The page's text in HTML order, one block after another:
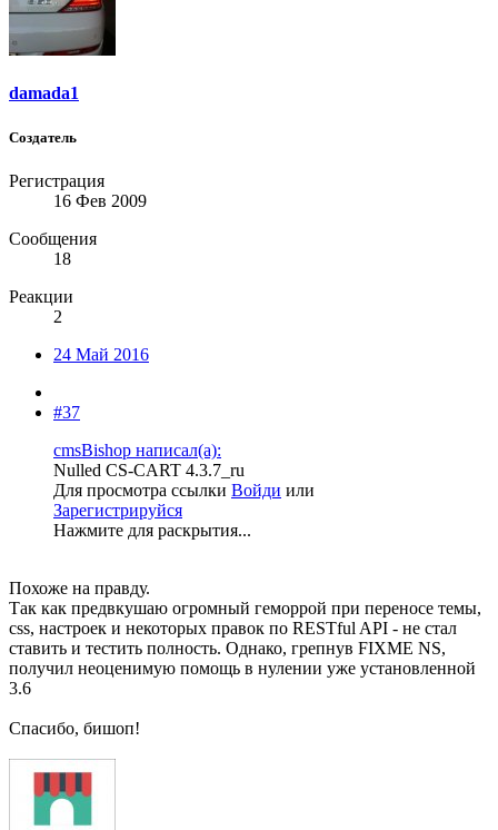
damada1
Создатель
Регистрация
16 Фев 2009
Сообщения
18
Реакции
2
24 Май 2016
#37
cmsBishop написал(а):
Nulled CS-CART 4.3.7_ru
Для просмотра ссылки Войди или
Зарегистрируйся
Нажмите для раскрытия...
Похоже на правду.
Так как предвкушаю огромный геморрой при переносе темы,
css, настроек и некоторых правок по RESTful API - не стал
ставить и тестить полность. Однако, грепнув FIXME NS,
получил неоценимую помощь в нулении уже установленной
3.6
Спасибо, бишоп!